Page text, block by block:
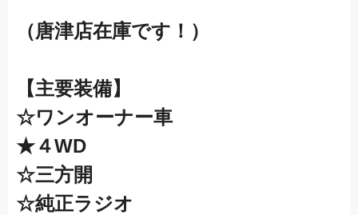
（唐津店在庫です！）
【主要装備】
☆ワンオーナー車
★４WD
☆三方開
☆純正ラジオ